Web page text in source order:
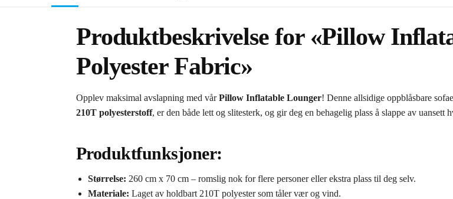
Produktbeskrivelse for «Pillow
Polyester Fabric»
Opplev maksimal avslapning med vårPillow Inflatable Lounger! Denne allsidige oppblåsbare
210T polyesterstoff, er den både lett og slitesterk, og gir deg en behagelig plass å slappe av uansett
Produktfunksjoner:
Størrelse: 260 cm x 70 cm – romslig nok for flere personer eller ekstra plass til deg selv.
Materiale: Laget av holdbart 210T polyester som tåler vær og vind.